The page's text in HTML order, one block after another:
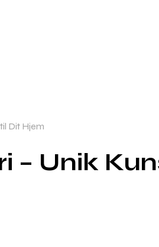
Dit Hjem
– Unik